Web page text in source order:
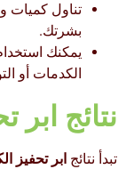
تناول كميات
بشرتك.
يمكنك
الكدمات أو
نتائج ابر
تبدأ نتائج ابر تحفيز